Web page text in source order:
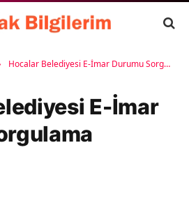
Hocalar Belediyesi E-İmar Durumu Sorgulama
E-İmar